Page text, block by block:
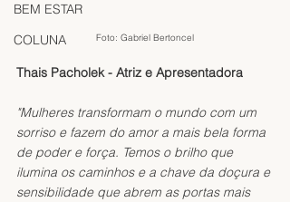
BEM ESTAR
COLUNA
Foto: Gabriel Bertoncel
Thais Pacholek - Atriz e Apresentadora
"Mulheres transformam o mundo com um
sorriso e fazem do amor a mais bela forma
de poder e força. Temos o brilho que
ilumina os caminhos e a chave da doçura e
sensibilidade que abrem as portas mais